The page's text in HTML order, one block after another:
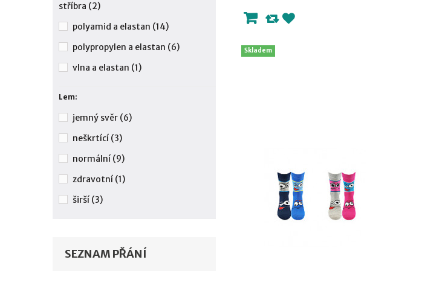
Skladem
stříbra (2)
polyamid a elastan (14)
polypropylen a elastan (6)
vlna a elastan (1)
Lem:
jemný svěr (6)
neškrtící (3)
normální (9)
zdravotní (1)
širší (3)
SEZNAM PŘÁNÍ